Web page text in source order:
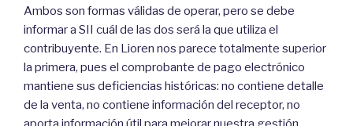
Ambos son formas válidas de operar, pero se debe
informar a SII cuál de las dos será la que utiliza el
contribuyente. En Lioren nos parece totalmente superior
la primera, pues el comprobante de pago electrónico
mantiene sus deficiencias históricas: no contiene detalle
de la venta, no contiene información del receptor, no